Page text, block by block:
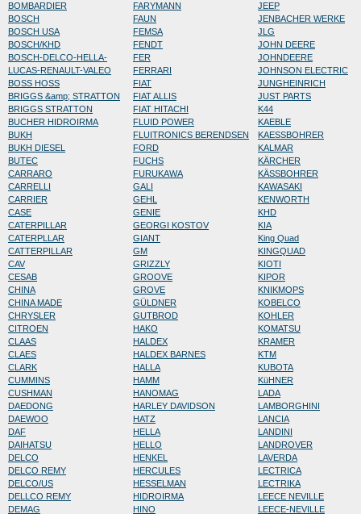
BOMBARDIER
BOSCH
BOSCH USA
BOSCH/KHD
BOSCH-DELCO-HELLA-
LUCAS-RENAULT-VALEO
BOSS HOSS
BRIGGS &amp; STRATTON
BRIGGS STRATTON
BUCHER HIDROIRMA
BUKH
BUKH DIESEL
BUTEC
CARRARO
CARRELLI
CARRIER
CASE
CATERPILLAR
CATERPLLAR
CATTERPILLAR
CAV
CESAB
CHINA
CHINA MADE
CHRYSLER
CITROEN
CLAAS
CLAES
CLARK
CUMMINS
CUSHMAN
DAEDONG
DAEWOO
DAF
DAIHATSU
DELCO
DELCO REMY
DELCO/US
DELLCO REMY
DEMAG
FARYMANN
FAUN
FEMSA
FENDT
FER
FERRARI
FIAT
FIAT ALLIS
FIAT HITACHI
FLUID POWER
FLUITRONICS BERENDSEN
FORD
FUCHS
FURUKAWA
GALI
GEHL
GENIE
GEORGI KOSTOV
GIANT
GM
GRIZZLY
GROOVE
GROVE
GÜLDNER
GUTBROD
HAKO
HALDEX
HALDEX BARNES
HALLA
HAMM
HANOMAG
HARLEY DAVIDSON
HATZ
HELLA
HELLO
HENKEL
HERCULES
HESSELMAN
HIDROIRMA
HINO
JEEP
JENBACHER WERKE
JLG
JOHN DEERE
JOHNDEERE
JOHNSON ELECTRIC
JUNGHEINRICH
JUST PARTS
K44
KAEBLE
KAESSBOHRER
KALMAR
KÄRCHER
KÄSSBOHRER
KAWASAKI
KENWORTH
KHD
KIA
King Quad
KINGQUAD
KIOTI
KIPOR
KNIKMOPS
KOBELCO
KOHLER
KOMATSU
KRAMER
KTM
KUBOTA
KüHNER
LADA
LAMBORGHINI
LANCIA
LANDINI
LANDROVER
LAVERDA
LECTRICA
LECTRIKA
LEECE NEVILLE
LEECE-NEVILLE